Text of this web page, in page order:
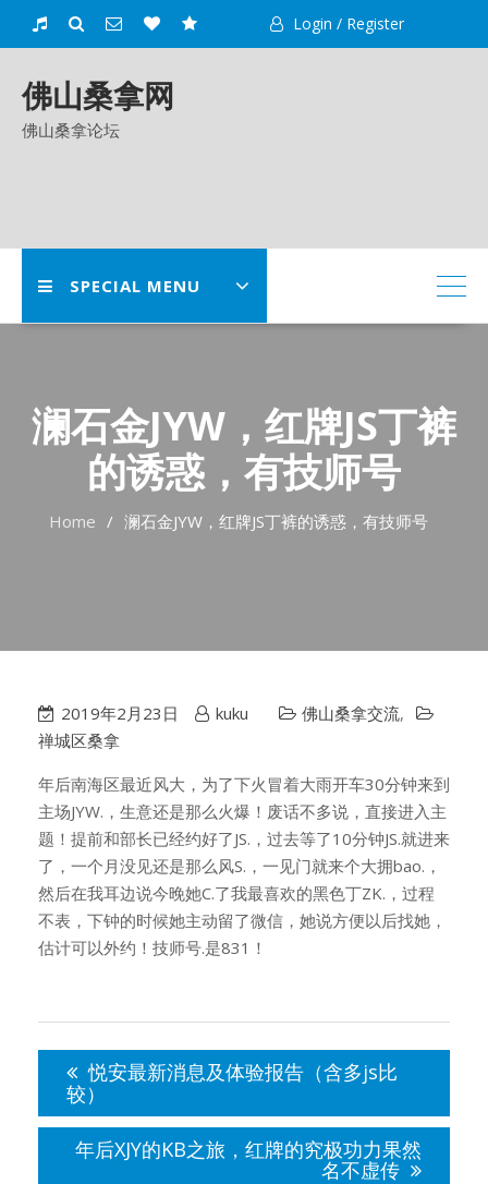
Login / Register
佛山桑拿网
佛山桑拿论坛
SPECIAL MENU
澜石金JYW，红牌JS丁裤
的诱惑，有技师号
Home 澜石金JYW，红牌JS丁裤的诱惑，有技师号
2019年2月23日 kuku 佛山桑拿交流,
禅城区桑拿
年后南海区最近风大，为了下火冒着大雨开车30分钟来到
主场JYW.，生意还是那么火爆！废话不多说，直接进入主
题！提前和部长已经约好了JS.，过去等了10分钟JS.就进来
了，一个月没见还是那么风S.，一见门就来个大拥bao.，
然后在我耳边说今晚她C.了我最喜欢的黑色丁ZK.，过程
不表，下钟的时候她主动留了微信，她说方便以后找她，
估计可以外约！技师号.是831！
航
悦安最新消息及体验报告（含多js比
较）
年后XJY的KB之旅，红牌的究极功力果然
名不虚传